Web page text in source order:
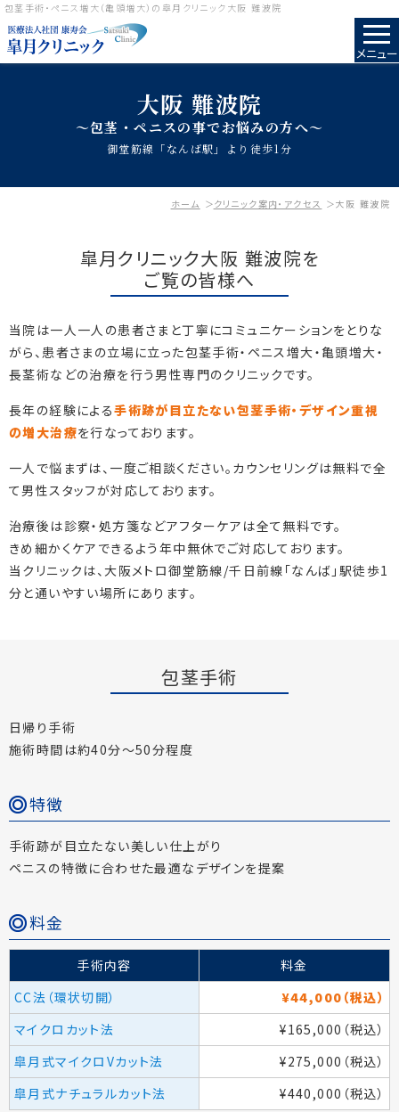
包茎手術・ペニス増大（亀頭増大）の皐月クリニック大阪 難波院
メニュー
大阪 難波院
～包茎・ペニスの事でお悩みの方へ～
御堂筋線「なんば駅」より徒歩1分
ホーム クリニック案内・アクセス 大阪 難波院
皐月クリニック大阪 難波院を
ご覧の皆様へ
当院は一人一人の患者さまと丁寧にコミュニケーションをとりな
がら、 患者さまの立場に立った包茎手術・ペニス増大・亀頭増大・
長茎術などの治療を行う男性専門のクリニックです。
長年の経験による手術跡が目立たない包茎手術・デザイン重視
の増大治療を行なっております。
一人で悩まずは、一度ご相談ください。カウンセリングは無料で全
て男性スタッフが対応しております。
治療後は診察・処方箋などアフターケアは全て無料です。
きめ細かくケアできるよう年中無休でご対応しております。
当クリニックは、大阪メトロ御堂筋線/千日前線「なんば」駅徒歩1
分と通いやすい場所にあります。
包茎手術
日帰り手術
施術時間は約40分～50分程度
特徴
手術跡が目立たない美しい仕上がり
ペニスの特徴に合わせた最適なデザインを提案
料金
手術内容
料金
CC法（環状切開）
¥44,000（税込）
マイクロカット法
¥165,000（税込）
皐月式マイクロVカット法
¥275,000（税込）
皐月式ナチュラルカット法
¥440,000（税込）